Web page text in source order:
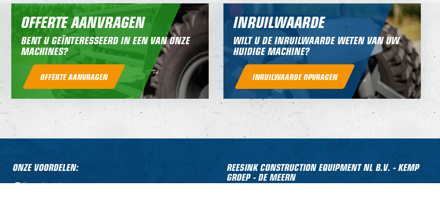
OFFERTE AANVRAGEN
BENT U GEÏNTERESSEERD IN EEN VAN ONZE
MACHINES?
OFFERTE AANVRAGEN
INRUILWAARDE
WILT U DE INRUILWAARDE WETEN VAN UW
HUIDIGE MACHINE?
INRUILWAARDE OPVRAGEN
ONZE VOORDELEN:
Compleet leveringsprogramma
REESINK CONSTRUCTION EQUIPMENT NL B.V. - KEMP
GROEP - DE MEERN